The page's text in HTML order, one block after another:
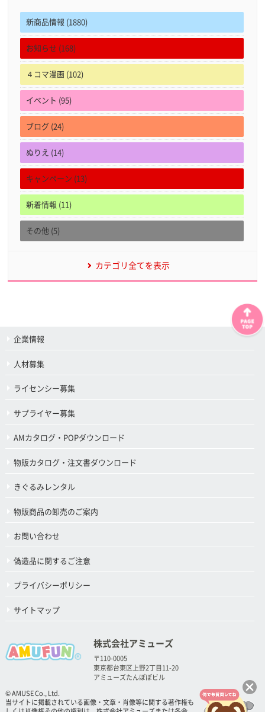
新商品情報 (1880)
お知らせ (168)
４コマ漫画 (102)
イベント (95)
ブログ (24)
ぬりえ (14)
キャンペーン (13)
新着情報 (11)
その他 (5)
カテゴリ全てを表示
企業情報
人材募集
ライセンシー募集
サプライヤー募集
AMカタログ・POPダウンロード
物販カタログ・注文書ダウンロード
きぐるみレンタル
物販商品の卸売のご案内
お問い合わせ
偽造品に関するご注意
プライバシーポリシー
サイトマップ
株式会社アミューズ
〒110-0005
東京都台東区上野2丁目11-20
アミューズたんぽぽビル
© AMUSE Co., Ltd.
当サイトに掲載されている画像・文章・肖像等に関する著作権も